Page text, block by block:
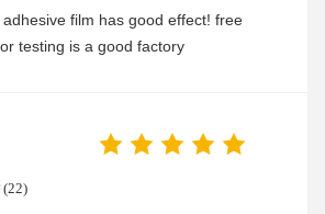
film has good effect! free
testing is a good factory
(22)